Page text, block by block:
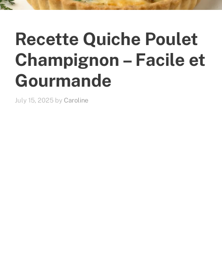
Recette Quiche Poulet
Champignon – Facile et
Gourmande
July 15, 2025 by Caroline